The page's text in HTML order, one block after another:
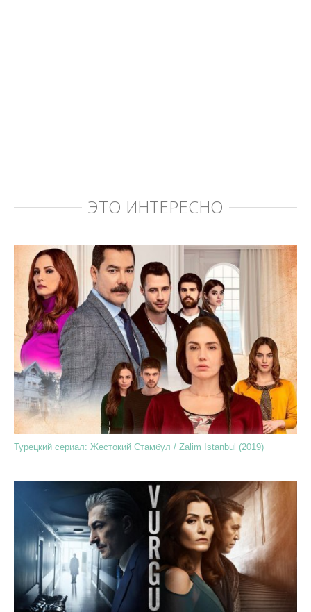
ЭТО ИНТЕРЕСНО
Турецкий сериал: Жестокий Стамбул / Zalim Istanbul (2019)